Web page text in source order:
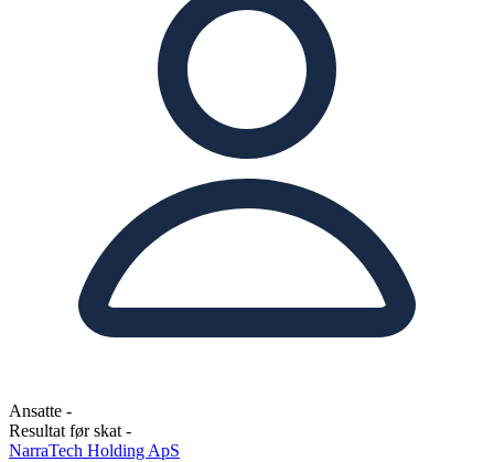
Ansatte -
Resultat før skat -
NarraTech Holding ApS